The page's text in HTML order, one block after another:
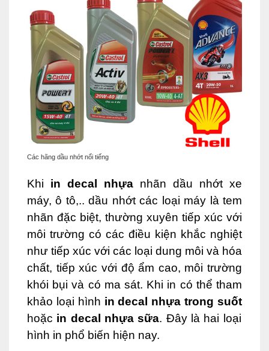
Các hãng dầu nhớt nổi tiếng
Khi in decal nhựa nhãn dầu nhớt xe
máy, ô tô,.. dầu nhớt các loại máy là tem
nhãn đặc biệt, thường xuyên tiếp xúc với
môi trường có các điều kiện khắc nghiệt
như tiếp xúc với các loại dung môi và hóa
chất, tiếp xúc với độ ẩm cao, môi trường
khói bụi và có ma sát. Khi in có thể tham
khảo loại hình in decal nhựa trong suốt
hoặc in decal nhựa sữa. Đây là hai loại
hình in phổ biến hiện nay.